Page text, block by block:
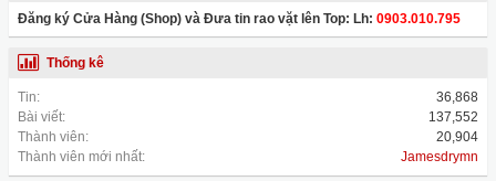
Đăng ký Cửa Hàng (Shop) và Đưa tin rao vặt lên Top: Lh: 0903.010.795
Thống kê
Tin:
36,868
Bài viết:
137,552
Thành viên:
20,904
Thành viên mới nhất:
Jamesdrymn